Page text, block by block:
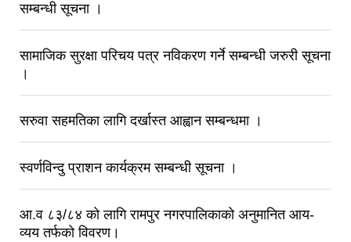
सम्बन्धी सूचना ।
सामाजिक सुरक्षा परिचय पत्र नविकरण गर्ने सम्बन्धी जरुरी सूचना
।
सरुवा सहमतिका लागि दर्खास्त आह्वान सम्बन्धमा ।
स्वर्णविन्दु प्राशन कार्यक्रम सम्बन्धी सूचना ।
आ.व ८३/८‍४ को लागि रामपुर नगरपालिकाको अनुमानित आय-
व्यय तर्फको विवरण।